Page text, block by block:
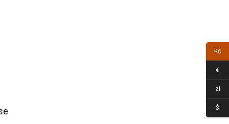
Kč
€
zł
$